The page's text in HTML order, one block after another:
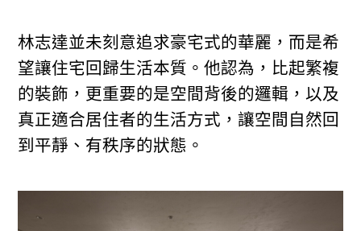
林志達並未刻意追求豪宅式的華麗，而是希
望讓住宅回歸生活本質。他認為，比起繁複
的裝飾，更重要的是空間背後的邏輯，以及
真正適合居住者的生活方式，讓空間自然回
到平靜、有秩序的狀態。